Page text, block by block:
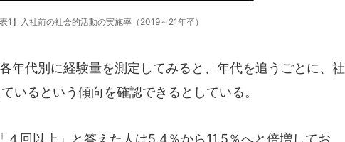
表1】入社前の社会的活動の実施率（2019～21年卒）
年代別に経験量を測定してみると、年代を追うごとに、社
いるという傾向を確認できるとしている。
回以上」と答えた人は5.4％から11.5％へと倍増してお